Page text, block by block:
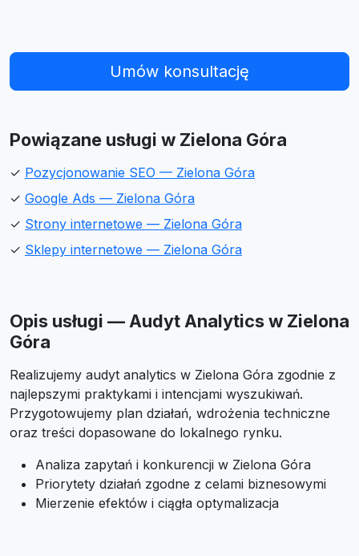
Umów konsultację
Powiązane usługi w Zielona Góra
✓ Pozycjonowanie SEO — Zielona Góra
✓ Google Ads — Zielona Góra
✓ Strony internetowe — Zielona Góra
✓ Sklepy internetowe — Zielona Góra
Opis usługi — Audyt Analytics w Zielona
Góra
Realizujemy audyt analytics w Zielona Góra zgodnie z
najlepszymi praktykami i intencjami wyszukiwań.
Przygotowujemy plan działań, wdrożenia techniczne
oraz treści dopasowane do lokalnego rynku.
Analiza zapytań i konkurencji w Zielona Góra
Priorytety działań zgodne z celami biznesowymi
Mierzenie efektów i ciągła optymalizacja